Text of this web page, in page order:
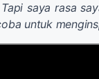
saya rasa
untuk